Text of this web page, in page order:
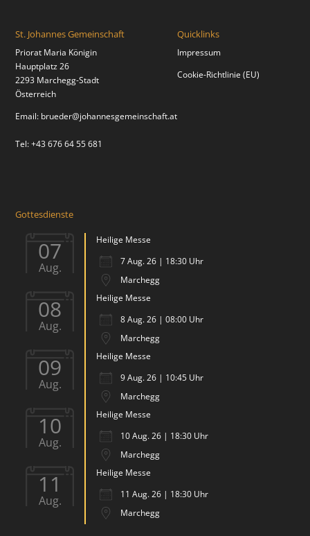
St. Johannes Gemeinschaft
Priorat Maria Königin
Hauptplatz 26
2293 Marchegg-Stadt
Österreich
Email: brueder@johannesgemeinschaft.at
Tel: +43 676 64 55 681
Quicklinks
Impressum
Cookie-Richtlinie (EU)
Gottesdienste
07
Aug.
Heilige Messe
7 Aug. 26 | 18:30 Uhr
Marchegg
08
Aug.
Heilige Messe
8 Aug. 26 | 08:00 Uhr
Marchegg
09
Aug.
Heilige Messe
9 Aug. 26 | 10:45 Uhr
Marchegg
10
Aug.
Heilige Messe
10 Aug. 26 | 18:30 Uhr
Marchegg
11
Aug.
Heilige Messe
11 Aug. 26 | 18:30 Uhr
Marchegg